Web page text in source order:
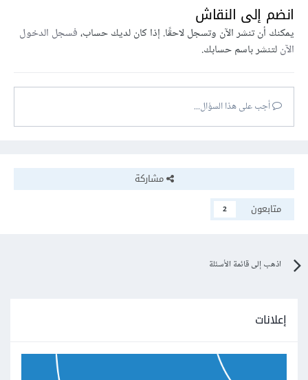
انضم إلى النقاش
يمكنك أن تنشر الآن وتسجل لاحقًا. إذا كان لديك حساب،فسجل الدخول
الآنلتنشر باسم حسابك.
أجب على هذا السؤال...
مشاركة
متابعون
2
اذهب إلى قائمة الأسئلة
إعلانات